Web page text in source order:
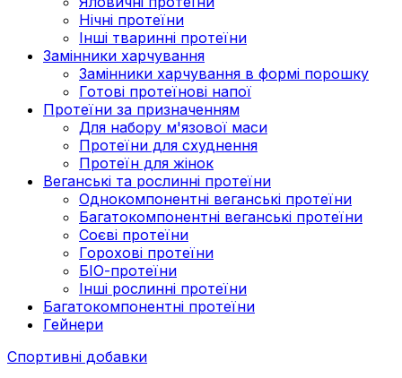
Нічні протеїни
Інші тваринні протеїни
Замінники харчування
Замінники харчування в формі порошку
Готові протеїнові напої
Протеїни за призначенням
Для набору м'язової маси
Протеїни для схуднення
Протеїн для жінок
Веганські та рослинні протеїни
Однокомпонентні веганські протеїни
Багатокомпонентні веганські протеїни
Cоєві протеїни
Горохові протеїни
БІО-протеїни
Інші рослинні протеїни
Багатокомпонентні протеїни
Гейнери
Спортивні добавки